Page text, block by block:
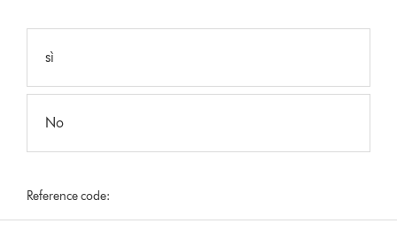
sì
No
Reference code: